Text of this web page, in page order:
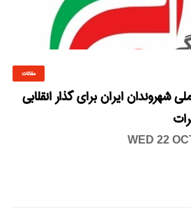
مقالات
شهروندان ایران برای گذار انقلابی
WED 22